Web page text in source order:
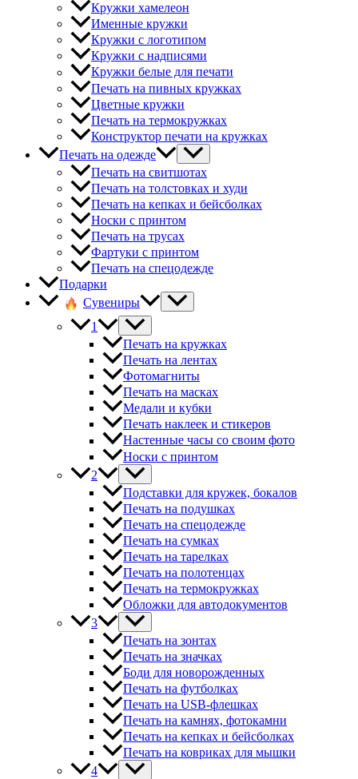
Кружки хамелеон
Именные кружки
Кружки с логотипом
Кружки с надписями
Кружки белые для печати
Печать на пивных кружках
Цветные кружки
Печать на термокружках
Конструктор печати на кружках
Печать на одежде
Печать на свитшотах
Печать на толстовках и худи
Печать на кепках и бейсболках
Носки с принтом
Печать на трусах
Фартуки с принтом
Печать на спецодежде
Подарки
Сувениры
1
Печать на кружках
Печать на лентах
Фотомагниты
Печать на масках
Медали и кубки
Печать наклеек и стикеров
Настенные часы со своим фото
Носки с принтом
2
Подставки для кружек, бокалов
Печать на подушках
Печать на спецодежде
Печать на сумках
Печать на тарелках
Печать на полотенцах
Печать на термокружках
Обложки для автодокументов
3
Печать на зонтах
Печать на значках
Боди для новорожденных
Печать на футболках
Печать на USB-флешках
Печать на камнях, фотокамни
Печать на кепках и бейсболках
Печать на ковриках для мышки
4